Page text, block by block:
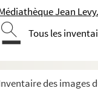
Jean
Tous les
des images
Saint Jean, porte latine
Saint Jean, porte latine
Jacques le Majeur
Saint Jean